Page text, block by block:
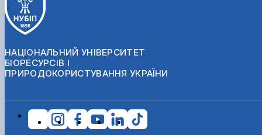
НАЦІОНАЛЬНИЙ УНІВЕРСИТЕТ
БІОРЕСУРСІВ І
ПРИРОДОКОРИСТУВАННЯ УКРАЇНИ